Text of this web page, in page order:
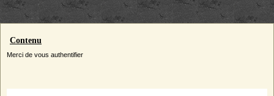
Contenu
Merci de vous authentifier